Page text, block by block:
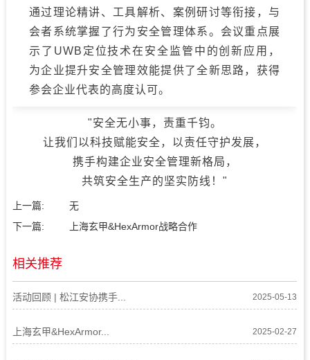
通过理论精讲、工具解析、案例研讨等衔接，与
会者系统掌握了行为安全管理体系。会议重点展
示了UWB定位技术在安全监管中的创新应用，
为企业提升安全管理效能提供了全新思路，获得
参会企业代表的高度认可。
"安全无小事，责重千钧。
让我们以科技赋能安全，以责任守护发展，
携手构建企业安全管理新格局，
共筑安全生产的坚实防线！"
上一篇:
无
下一篇:
上海玄甲&HexArmor战略合作
相关推荐
活动回顾 | 松江安协携手... 2025-05-13
上海玄甲&HexArmor... 2025-02-27